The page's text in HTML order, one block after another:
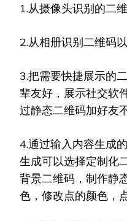
1.从摄像头识别的二
2.从相册识别二维码
3.把需要快捷展示的
辈友好，展示社交软
过静态二维码加好友
4.通过输入内容生成
生成可以选择定制化
背景二维码，制作静
色，修改点的颜色，